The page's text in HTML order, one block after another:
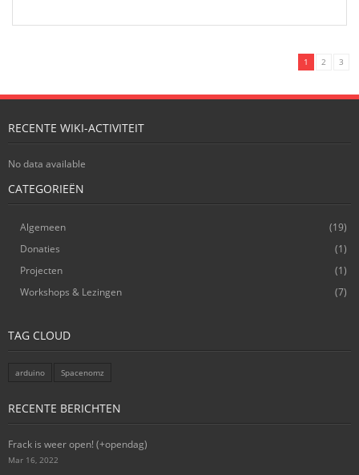
1 2 3
RECENTE WIKI-ACTIVITEIT
No data available
CATEGORIEËN
Algemeen
(19)
Donaties
(1)
Projecten
(1)
Workshops & Lezingen
(7)
TAG CLOUD
arduino Spacenomz
RECENTE BERICHTEN
Frack is weer open! (+opendag)
Mar 16, 2022